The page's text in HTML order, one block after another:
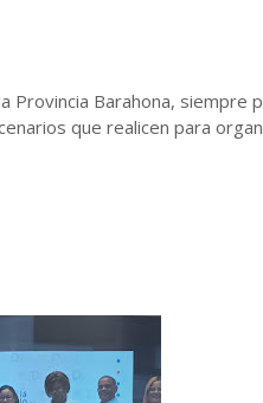
Provincia Barahona, siempre
que realicen para